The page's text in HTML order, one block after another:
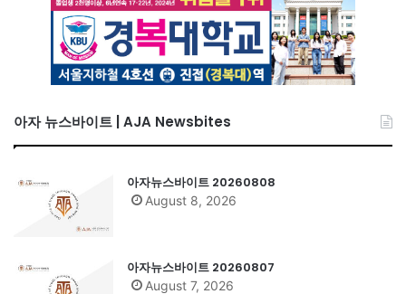
아자 뉴스바이트 | AJA Newsbites
아자뉴스바이트 20260808
August 8, 2026
아자뉴스바이트 20260807
August 7, 2026